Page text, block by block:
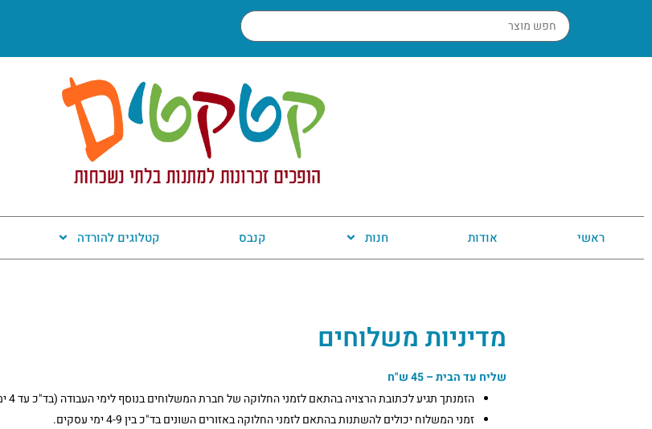
ראשי אודות חנות קנבס קטלוגים להורדה
מדיניות משלוחים
שליח עד הבית – 45 ש"ח
הזמנתך תגיע לכתובת הרצויה בהתאם לזמני החלוקה של חברת המשלוחים בנוסף לימי העבודה (בד"כ עד 4 ימי עבודה).
זמני המשלוח יכולים להשתנות בהתאם לזמני החלוקה באזורים השונים בד"כ בין 4-9 ימי עסקים.